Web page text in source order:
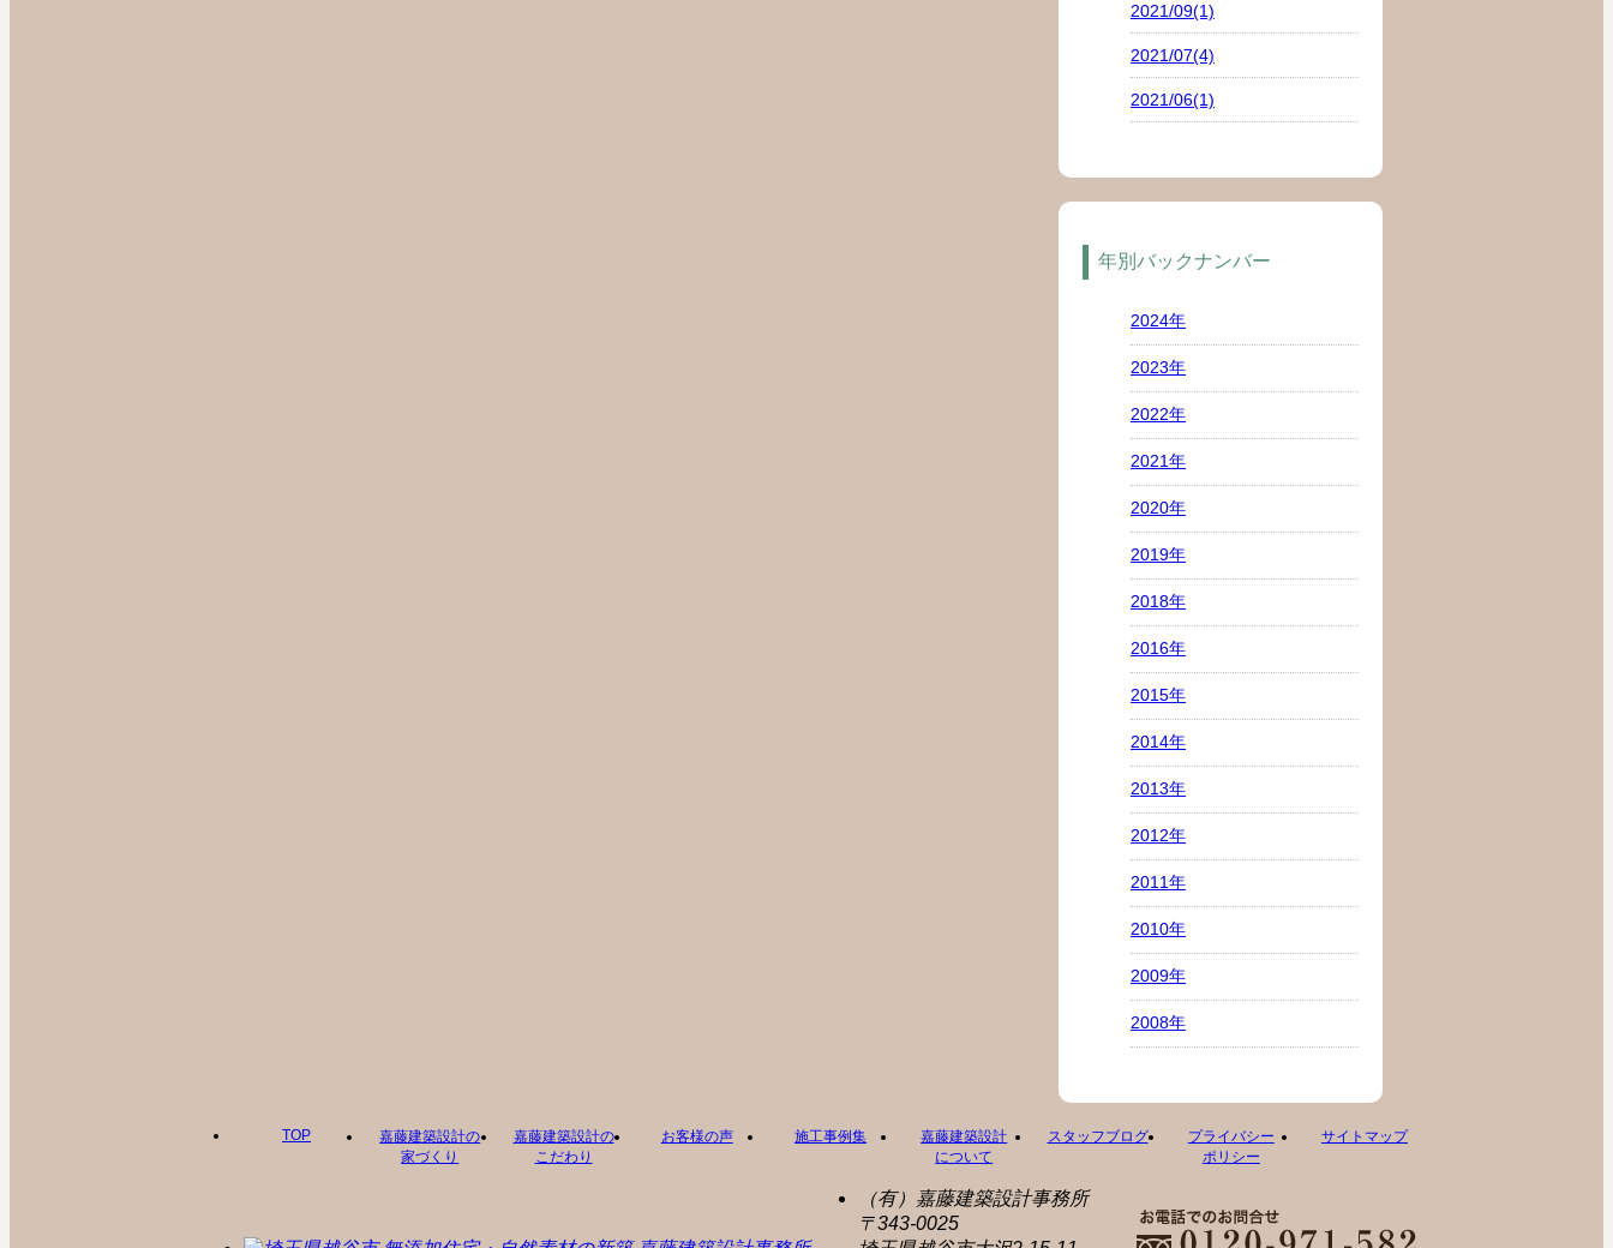
2021/09(1)
2021/07(4)
2021/06(1)
年別バックナンバー
2024年
2023年
2022年
2021年
2020年
2019年
2018年
2016年
2015年
2014年
2013年
2012年
2011年
2010年
2009年
2008年
TOP
嘉藤建築設計の
家づくり
嘉藤建築設計の
こだわり
お客様の声 施工事例集
嘉藤建築設計
について
スタッフブログ
プライバシー
ポリシー
サイトマップ
（有）嘉藤建築設計事務所
〒343-0025